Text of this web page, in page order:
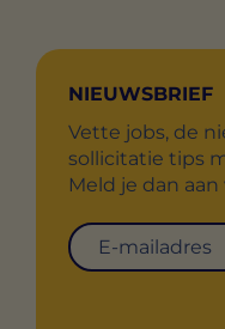
NIEUWSBRIEF
Vette jobs, de
sollicitatie tips
Meld je dan